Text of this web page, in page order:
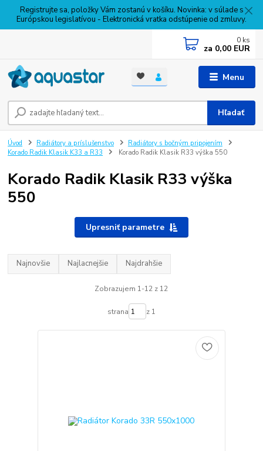
Registrujte sa, položky Vám zostanú v košíku. Novinka: v súlade s
Európskou legislatívou - Elektronická vratka odstúpenie od zmluvy.
Menu
Hľadať
0 ks
za 0,00 EUR
Úvod Radiátory a príslušenstvo
Radiátory s bočným pripojením
Korado Radik Klasik K33 a R33
Korado Radik Klasik R33 výška 550
Korado Radik Klasik R33 výška
550
Upresniť parametre
Najnovšie Najlacnejšie Najdrahšie
Zobrazujem 1-12 z 12
strana z 1